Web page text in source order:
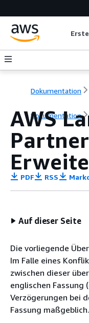
Dokumentation
Dokumentation
AWS
PDF RSS
Auf dieser Seite
Die vorliegende
Im Falle eines
zwischen dieser
englischen Fassung
Verzögerungen bei
Fassung maßgeblich.